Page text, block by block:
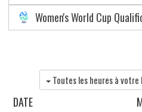
Women's World Cup
Toutes les heures à
DATE